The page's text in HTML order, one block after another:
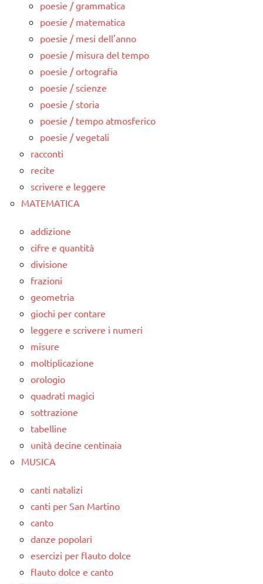
poesie / grammatica
poesie / matematica
poesie / mesi dell'anno
poesie / misura del tempo
poesie / ortografia
poesie / scienze
poesie / storia
poesie / tempo atmosferico
poesie / vegetali
racconti
recite
scrivere e leggere
MATEMATICA
addizione
cifre e quantità
divisione
frazioni
geometria
giochi per contare
leggere e scrivere i numeri
misure
moltiplicazione
orologio
quadrati magici
sottrazione
tabelline
unità decine centinaia
MUSICA
canti natalizi
canti per San Martino
canto
danze popolari
esercizi per flauto dolce
flauto dolce e canto